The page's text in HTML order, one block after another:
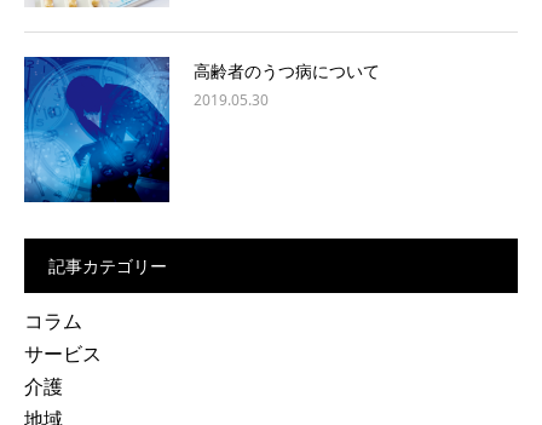
高齢者のうつ病について
2019.05.30
記事カテゴリー
コラム
サービス
介護
地域